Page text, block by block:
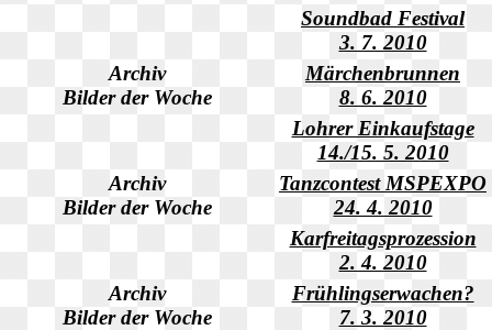
Soundbad Festival
3. 7. 2010
Archiv
Bilder der Woche
Märchenbrunnen
8. 6. 2010
Lohrer Einkaufstage
14./15. 5. 2010
Archiv
Bilder der Woche
Tanzcontest MSPEXPO
24. 4. 2010
Karfreitagsprozession
2. 4. 2010
Archiv
Bilder der Woche
Frühlingserwachen?
7. 3. 2010